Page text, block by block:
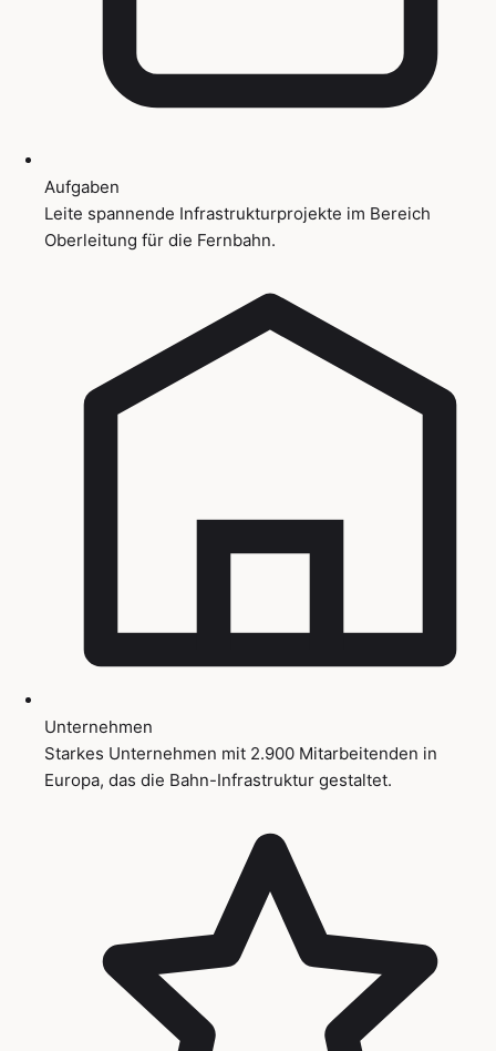
Aufgaben
Leite spannende Infrastrukturprojekte im Bereich
Oberleitung für die Fernbahn.
Unternehmen
Starkes Unternehmen mit 2.900 Mitarbeitenden in
Europa, das die Bahn-Infrastruktur gestaltet.